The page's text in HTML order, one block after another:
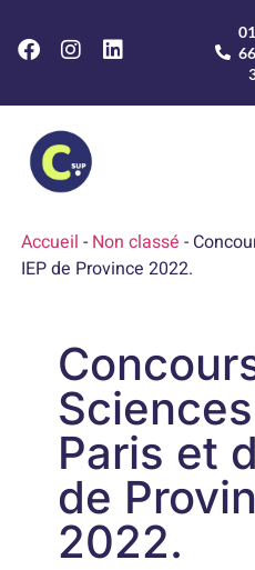
Accueil - Non classé -
IEP de Province 2022.
Paris et
de
2022.